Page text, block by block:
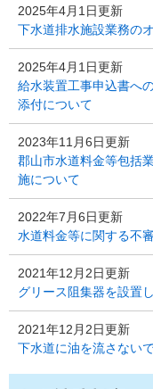
2025年4月1日更新
下水道排水施設業務の
2025年4月1日更新
給水装置工事申込書へ
添付について
2023年11月6日更新
郡山市水道料金等包括
施について
2022年7月6日更新
水道料金等に関する不
2021年12月2日更新
グリース阻集器を設置
2021年12月2日更新
下水道に油を流さない